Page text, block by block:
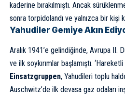
kaderine bırakılmıştı. Ancak
sonra torpidolandı ve yalnızca bir kişi
Yahudiler Gemiye Akın
Aralık 1941’e gelindiğinde, Avrupa II.
ve ilk soykırımlar başlamıştı.
Einsatzgruppen, Yahudileri toplu
Auschwitz’de ilk devasa gaz odaları